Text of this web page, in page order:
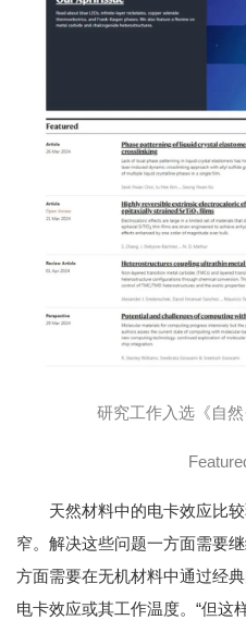
研究工作入选《自
天然材料中的电卡效应比
窄。解决这些问题一方面需要
方面需要在无机材料中通过经
电卡效应或其工作温度。“但这